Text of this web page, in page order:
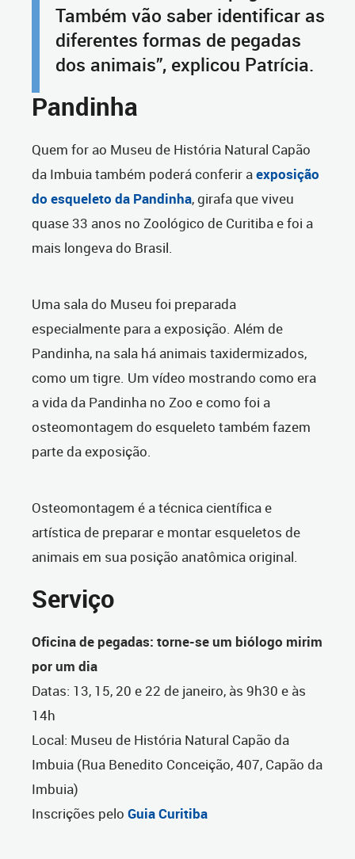
Também vão saber identificar as
diferentes formas de pegadas
dos animais”, explicou Patrícia.
Pandinha
Quem for ao Museu de História Natural Capão
da Imbuia também poderá conferir aexposição
do esqueleto da Pandinha, girafa que viveu
quase 33 anos no Zoológico de Curitiba e foi a
mais longeva do Brasil.
Uma sala do Museu foi preparada
especialmente para a exposição. Além de
Pandinha, na sala há animais taxidermizados,
como um tigre. Um vídeo mostrando como era
a vida da Pandinha no Zoo e como foi a
osteomontagem do esqueleto também fazem
parte da exposição.
Osteomontagem é a técnica científica e
artística de preparar e montar esqueletos de
animais em sua posição anatômica original.
Serviço
Oficina de pegadas: torne-se um biólogo mirim
por um dia
Datas: 13, 15, 20 e 22 de janeiro, às 9h30 e às
14h
Local: Museu de História Natural Capão da
Imbuia (Rua Benedito Conceição, 407, Capão da
Imbuia)
Inscrições pelo Guia Curitiba